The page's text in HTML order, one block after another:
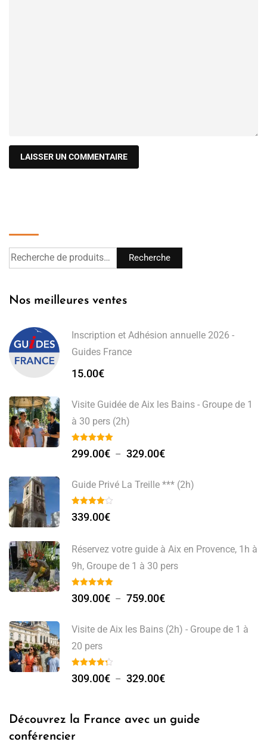
Recherche
Nos meilleures ventes
Inscription et Adhésion annuelle 2026 -
Guides France
15.00€
Visite Guidée de Aix les Bains - Groupe de 1
à 30 pers (2h)
299.00€ – 329.00€
Guide Privé La Treille *** (2h)
339.00€
Réservez votre guide à Aix en Provence, 1h à
9h, Groupe de 1 à 30 pers
309.00€ – 759.00€
Visite de Aix les Bains (2h) - Groupe de 1 à
20 pers
309.00€ – 329.00€
Découvrez la France avec un guide
conférencier